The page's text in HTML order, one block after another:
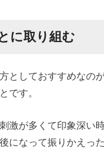
に取り組む
としておすすめなの
です。
激が多くて印象深い
になって振りかえっ